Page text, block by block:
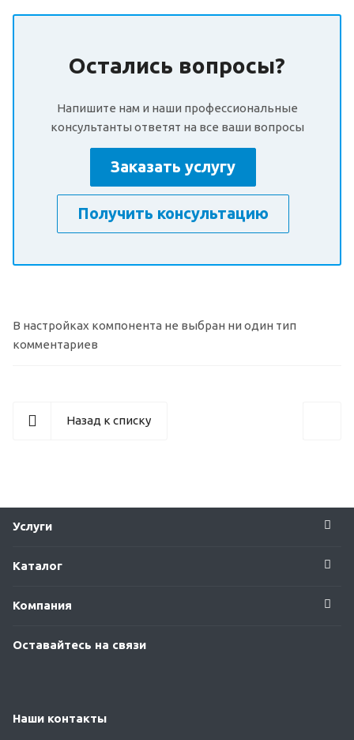
Остались вопросы?
Напишите нам и наши профессиональные
консультанты ответят на все ваши вопросы
Заказать услугу
Получить консультацию
В настройках компонента не выбран ни один тип
комментариев
Назад к списку
Услуги
Каталог
Компания
Оставайтесь на связи
Наши контакты